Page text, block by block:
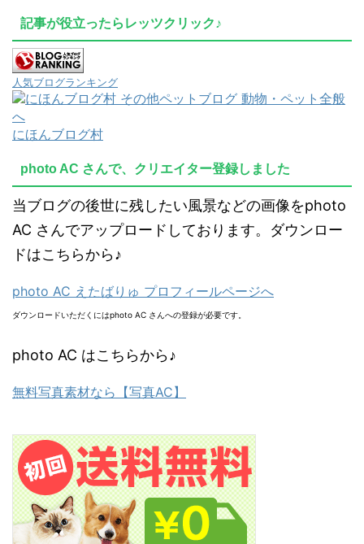
記事が役立ったらレッツクリック♪
人気ブログランキング
にほんブログ村
photo AC さんで、クリエイター登録しました
当ブログの後世に残したい風景などの画像をphoto
AC さんでアップロードしております。ダウンロー
ドはこちらから♪
photo AC えたばりゅ プロフィールページへ
ダウンロードいただくにはphoto AC さんへの登録が必要です。
photo AC はこちらから♪
無料写真素材なら【写真AC】